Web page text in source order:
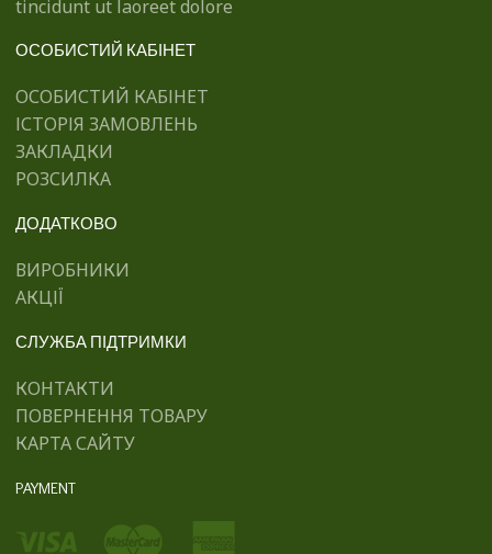
tincidunt ut laoreet dolore
ОСОБИСТИЙ КАБІНЕТ
ОСОБИСТИЙ КАБІНЕТ
ІСТОРІЯ ЗАМОВЛЕНЬ
ЗАКЛАДКИ
РОЗСИЛКА
ДОДАТКОВО
ВИРОБНИКИ
АКЦІЇ
СЛУЖБА ПІДТРИМКИ
КОНТАКТИ
ПОВЕРНЕННЯ ТОВАРУ
КАРТА САЙТУ
PAYMENT